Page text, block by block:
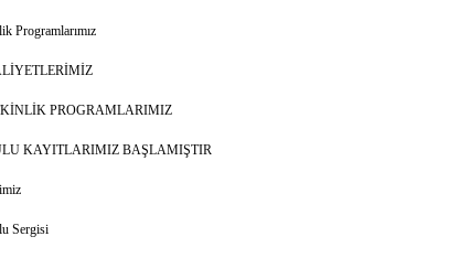
Programlarımız
PROGRAMLARIMIZ
KAYITLARIMIZ BAŞLAMIŞTIR
Sergisi